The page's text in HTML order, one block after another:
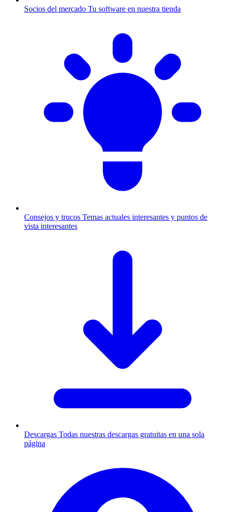
Socios del mercado Tu software en nuestra tienda
Consejos y trucos Temas actuales interesantes y puntos de
vista interesantes
Descargas Todas nuestras descargas gratuitas en una sola
página